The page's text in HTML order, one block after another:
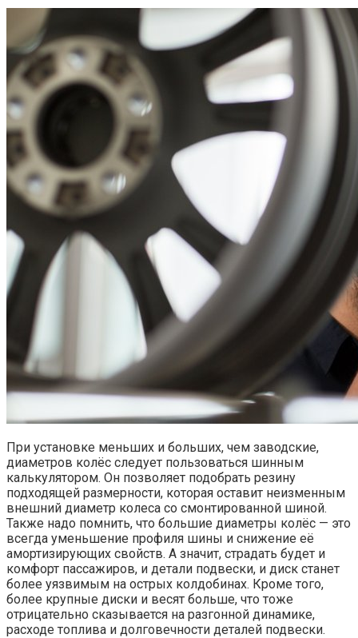
При установке меньших и больших, чем заводские,
диаметров колёс следует пользоваться шинным
калькулятором. Он позволяет подобрать резину
подходящей размерности, которая оставит неизменным
внешний диаметр колеса со смонтированной шиной.
Также надо помнить, что большие диаметры колёс — это
всегда уменьшение профиля шины и снижение её
амортизирующих свойств. А значит, страдать будет и
комфорт пассажиров, и детали подвески, и диск станет
более уязвимым на острых колдобинах. Кроме того,
более крупные диски и весят больше, что тоже
отрицательно сказывается на разгонной динамике,
расходе топлива и долговечности деталей подвески.